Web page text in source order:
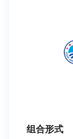
组合形式